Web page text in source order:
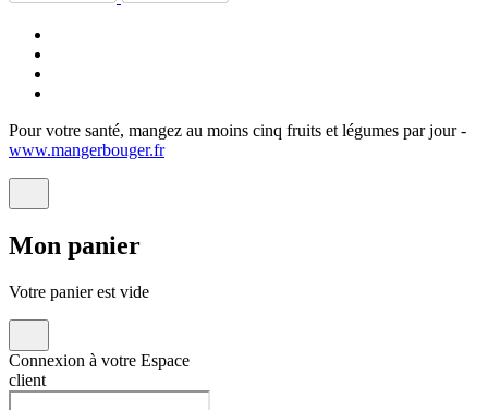
Pour votre santé, mangez au moins cinq fruits et légumes par jour -
www.mangerbouger.fr
Mon panier
Votre panier est vide
Connexion à votre Espace
client